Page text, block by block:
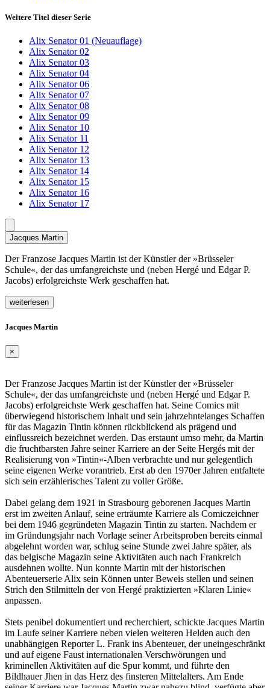
Weitere Titel dieser Serie
Alix Senator 01 (Neuauflage)
Alix Senator 02
Alix Senator 03
Alix Senator 04
Alix Senator 06
Alix Senator 07
Alix Senator 08
Alix Senator 09
Alix Senator 10
Alix Senator 11
Alix Senator 12
Alix Senator 13
Alix Senator 14
Alix Senator 15
Alix Senator 16
Alix Senator 17
Jacques Martin
Der Franzose Jacques Martin ist der Künstler der »Brüsseler
Schule«, der das umfangreichste und (neben Hergé und Edgar P.
Jacobs) erfolgreichste Werk geschaffen hat.
weiterlesen
Jacques Martin
×
Der Franzose Jacques Martin ist der Künstler der »Brüsseler
Schule«, der das umfangreichste und (neben Hergé und Edgar P.
Jacobs) erfolgreichste Werk geschaffen hat. Seine Comics mit
überwiegend historischem Inhalt und sein jahrzehntelanges Schaffen
für das Magazin Tintin können rückblickend als prägend und
einflussreich bezeichnet werden. Das erstaunt umso mehr, da Martin
die fruchtbarsten Jahre seiner Karriere an der Seite Hergés mit der
Realisierung von »Tintin«-Alben verbrachte und nur gelegentlich
seine eigenen Werke vorantrieb. Erst ab den 1970er Jahren entfaltete
sich sein erzählerisches Talent zu voller Größe.
Dabei gelang dem 1921 in Strasbourg geborenen Jacques Martin
erst im zweiten Anlauf, seine erträumte Karriere als Comiczeichner
bei dem 1946 gegründeten Magazin Tintin zu starten. Nachdem er
im Gründungsjahr nach Vorlage seiner Arbeitsproben bereits einmal
abgelehnt worden war, schlug seine Stunde zwei Jahre später, als
das belgische Magazin seine Aktivitäten auch nach Frankreich
ausdehnen wollte. Nun konnte Martin mit der historischen
Abenteuerserie Alix sein Können unter Beweis stellen und seinen
Strich den Stilmitteln der von Hergé praktizierten »Klaren Linie«
anpassen.
Stets penibel dokumentiert und recherchiert, schickte Jacques Martin
im Laufe seiner Karriere neben vielen weiteren Helden auch den
unabhängigen Reporter L. Frank ins Abenteuer, der uneingeschränkt
und auf eigene Faust internationalen Verschwörungen und
kriminellen Aktivitäten auf die Spur kommt, und führte den
Bildhauer Jhen in das Herz des finsteren Mittelalters. Am Ende